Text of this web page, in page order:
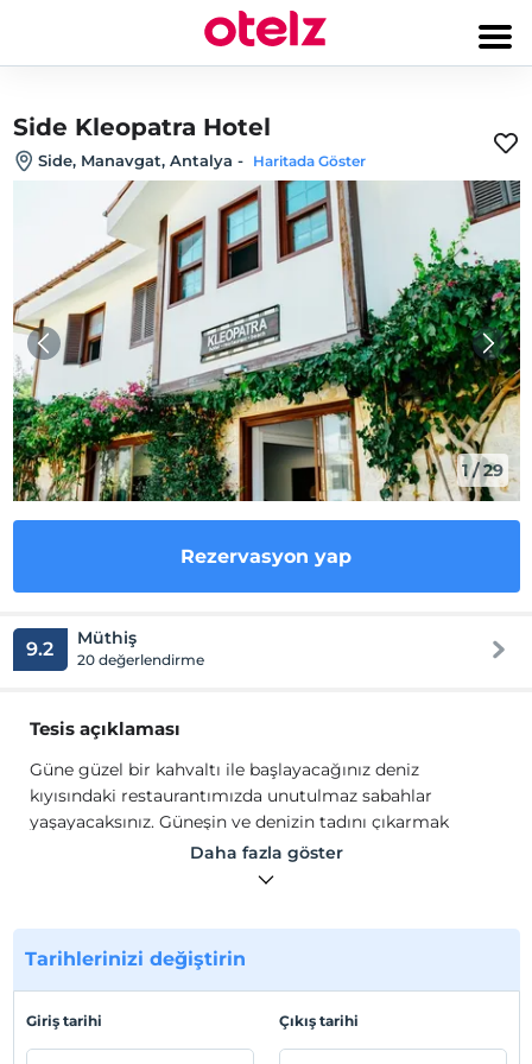
Side Kleopatra Hotel
Side, Manavgat, Antalya - Haritada Göster
1/29
Rezervasyon yap
9.2 Müthiş
20 değerlendirme
Tesis açıklaması
Güne güzel bir kahvaltı ile başlayacağınız deniz
kıyısındaki restaurantımızda unutulmaz sabahlar
yaşayacaksınız. Güneşin ve denizin tadını çıkarmak
isterseniz Kleopatra’nın özel plajında şezlongunuzda
uzanıp barımızdaki soğuk içeceklerle serinleyebilirsiniz.
çıkmak isterseniz otelimiz her ikisi için de ideal bir
konuma sahip.
Güne güzel bir kahvaltı ile başlayacağınız deniz
kıyısındaki restoranımızda unutulmaz sabahlar
yaşayacaksınız. Güneşin ve denizin tadını çıkarmak
Daha fazla göster
Tarihlerinizi değiştirin
Giriş tarihi Çıkış tarihi